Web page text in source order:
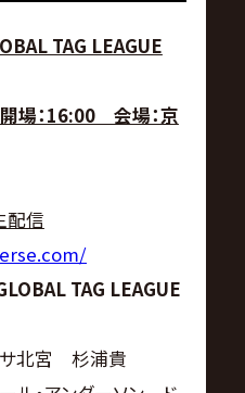
TAG LEAGUE
場：16:00 会場：京
配信
TAG LEAGUE
北宮 杉浦貴